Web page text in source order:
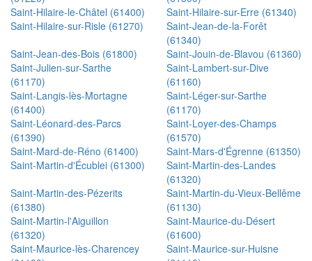
Saint-Hilaire-le-Châtel (61400)
Saint-Hilaire-sur-Erre (61340)
Saint-Hilaire-sur-Risle (61270)
Saint-Jean-de-la-Forêt
(61340)
Saint-Jean-des-Bois (61800)
Saint-Jouin-de-Blavou (61360)
Saint-Julien-sur-Sarthe
(61170)
Saint-Lambert-sur-Dive
(61160)
Saint-Langis-lès-Mortagne
(61400)
Saint-Léger-sur-Sarthe
(61170)
Saint-Léonard-des-Parcs
(61390)
Saint-Loyer-des-Champs
(61570)
Saint-Mard-de-Réno (61400)
Saint-Mars-d'Égrenne (61350)
Saint-Martin-d'Écublei (61300)
Saint-Martin-des-Landes
(61320)
Saint-Martin-des-Pézerits
(61380)
Saint-Martin-du-Vieux-Bellême
(61130)
Saint-Martin-l'Aiguillon
(61320)
Saint-Maurice-du-Désert
(61600)
Saint-Maurice-lès-Charencey
Saint-Maurice-sur-Huisne